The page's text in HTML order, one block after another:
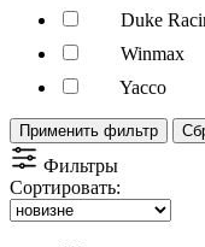
Duke
Winmax
Yacco
Применить фильтр
Фильтры
Сортировать: